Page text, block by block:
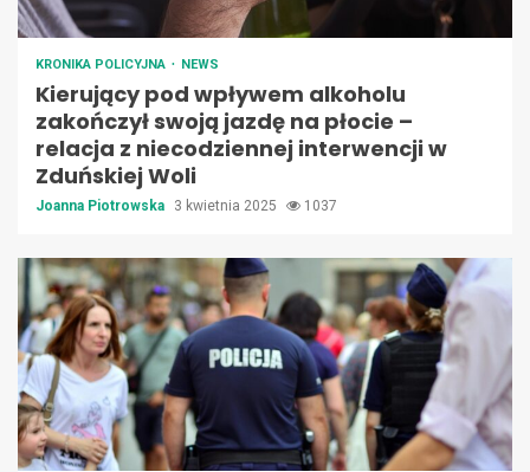
KRONIKA POLICYJNA NEWS
Kierujący pod wpływem alkoholu
zakończył swoją jazdę na płocie –
relacja z niecodziennej interwencji w
Zduńskiej Woli
Joanna Piotrowska 3 kwietnia 2025 1037